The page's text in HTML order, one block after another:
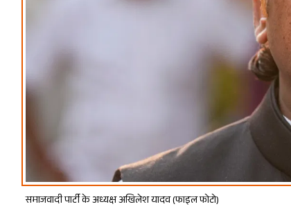
समाजवादी पार्टी के अध्यक्ष अखिलेश यादव (फाइल फोटो)